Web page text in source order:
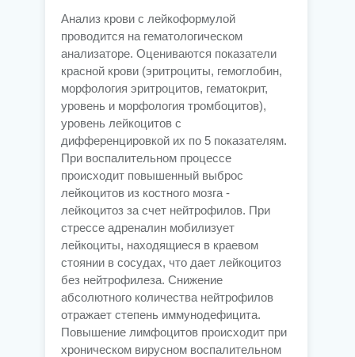
Анализ крови с лейкоформулой
проводится на гематологическом
анализаторе. Оцениваются показатели
красной крови (эритроциты, гемоглобин,
морфология эритроцитов, гематокрит,
уровень и морфология тромбоцитов),
уровень лейкоцитов с
дифференцировкой их по 5 показателям.
При воспалительном процессе
происходит повышенный выброс
лейкоцитов из костного мозга -
лейкоцитоз за счет нейтрофилов. При
стрессе адреналин мобилизует
лейкоциты, находящиеся в краевом
стоянии в сосудах, что дает лейкоцитоз
без нейтрофилеза. Снижение
абсолютного количества нейтрофилов
отражает степень иммунодефицита.
Повышение лимфоцитов происходит при
хроническом вирусном воспалительном